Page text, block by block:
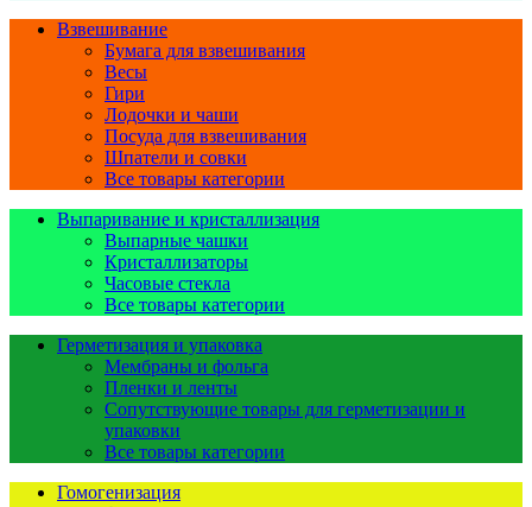
Взвешивание
Бумага для взвешивания
Весы
Гири
Лодочки и чаши
Посуда для взвешивания
Шпатели и совки
Все товары категории
Выпаривание и кристаллизация
Выпарные чашки
Кристаллизаторы
Часовые стекла
Все товары категории
Герметизация и упаковка
Мембраны и фольга
Пленки и ленты
Сопутствующие товары для герметизации и
упаковки
Все товары категории
Гомогенизация